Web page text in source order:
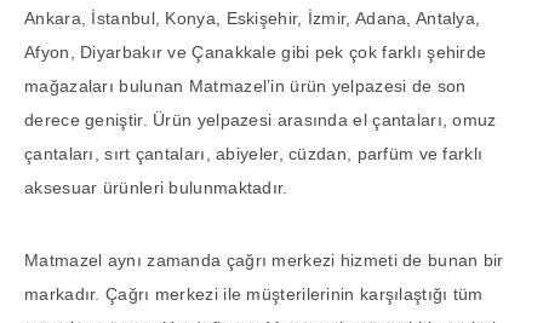
Ankara, İstanbul, Konya, Eskişehir, İzmir, Adana, Antalya,
Afyon, Diyarbakır ve Çanakkale gibi pek çok farklı şehirde
mağazaları bulunan Matmazel’in ürün yelpazesi de son
derece geniştir. Ürün yelpazesi arasında el çantaları, omuz
çantaları, sırt çantaları, abiyeler, cüzdan, parfüm ve farklı
aksesuar ürünleri bulunmaktadır.
Matmazel aynı zamanda çağrı merkezi hizmeti de bunan bir
markadır. Çağrı merkezi ile müşterilerinin karşılaştığı tüm